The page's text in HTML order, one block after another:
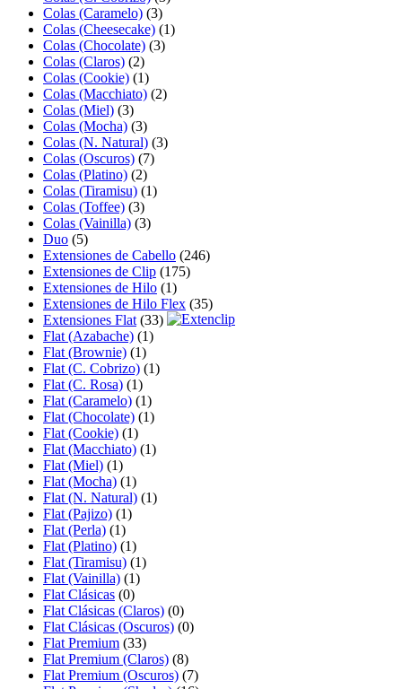
Colas (Caramelo) (3)
Colas (Cheesecake) (1)
Colas (Chocolate) (3)
Colas (Claros) (2)
Colas (Cookie) (1)
Colas (Macchiato) (2)
Colas (Miel) (3)
Colas (Mocha) (3)
Colas (N. Natural) (3)
Colas (Oscuros) (7)
Colas (Platino) (2)
Colas (Tiramisu) (1)
Colas (Toffee) (3)
Colas (Vainilla) (3)
Duo (5)
Extensiones de Cabello (246)
Extensiones de Clip (175)
Extensiones de Hilo (1)
Extensiones de Hilo Flex (35)
Extensiones Flat (33)
Flat (Azabache) (1)
Flat (Brownie) (1)
Flat (C. Cobrizo) (1)
Flat (C. Rosa) (1)
Flat (Caramelo) (1)
Flat (Chocolate) (1)
Flat (Cookie) (1)
Flat (Macchiato) (1)
Flat (Miel) (1)
Flat (Mocha) (1)
Flat (N. Natural) (1)
Flat (Pajizo) (1)
Flat (Perla) (1)
Flat (Platino) (1)
Flat (Tiramisu) (1)
Flat (Vainilla) (1)
Flat Clásicas (0)
Flat Clásicas (Claros) (0)
Flat Clásicas (Oscuros) (0)
Flat Premium (33)
Flat Premium (Claros) (8)
Flat Premium (Oscuros) (7)